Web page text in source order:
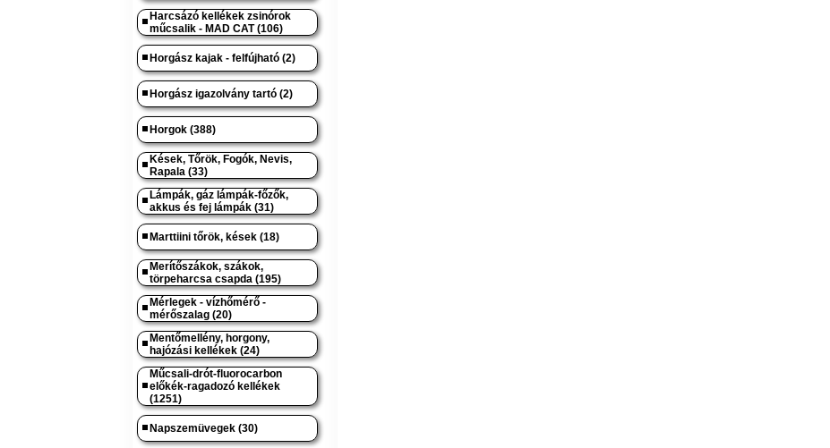
Harcsázó kellékek zsinórok
műcsalik - MAD CAT (106)
Horgász kajak - felfújható (2)
Horgász igazolvány tartó (2)
Horgok (388)
Kések, Tőrök, Fogók, Nevis,
Rapala (33)
Lámpák, gáz lámpák-főzők,
akkus és fej lámpák (31)
Marttiini tőrök, kések (18)
Merítőszákok, szákok,
törpeharcsa csapda (195)
Mérlegek - vízhőmérő -
mérőszalag (20)
Mentőmellény, horgony,
hajózási kellékek (24)
Műcsali-drót-fluorocarbon
előkék-ragadozó kellékek
(1251)
Napszemüvegek (30)